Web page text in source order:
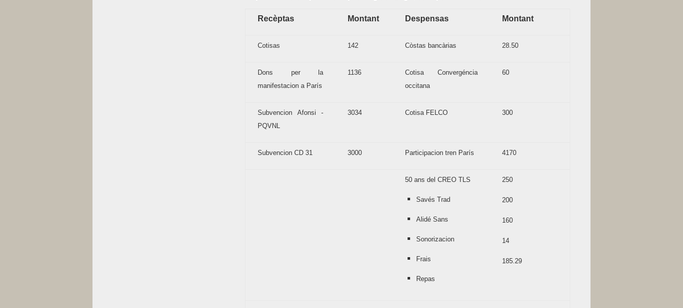
Recèptas Montant Despensas Montant
Cotisas 142 Còstas bancàrias 28.50
Dons per la
manifestacion a París
1136
Cotisa Convergéncia
occitana
60
Subvencion Afonsi -
PQVNL
3034 Cotisa FELCO 300
Subvencion CD 31 3000 Participacion tren París 4170
50 ans del CREO TLS
Savés Trad
Alidé Sans
Sonorizacion
Frais
Repas
250
200
160
14
185.29